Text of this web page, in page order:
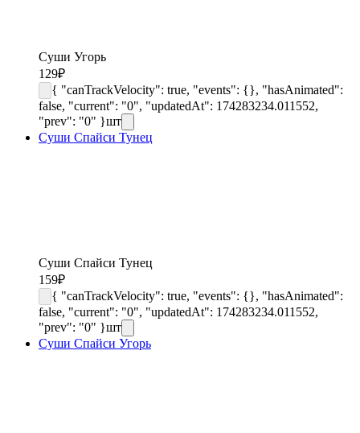
Суши Угорь
129₽
{ "canTrackVelocity": true, "events": {}, "hasAnimated":
false, "current": "0", "updatedAt": 174283234.011552,
"prev": "0" }шт
Суши Спайси Тунец
Суши Спайси Тунец
159₽
{ "canTrackVelocity": true, "events": {}, "hasAnimated":
false, "current": "0", "updatedAt": 174283234.011552,
"prev": "0" }шт
Суши Спайси Угорь